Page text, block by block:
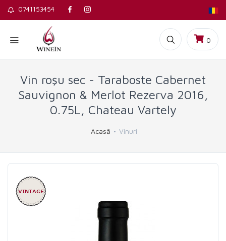
0741153454
0
Vin roşu sec - Taraboste Cabernet
Sauvignon & Merlot Rezerva 2016,
0.75L, Chateau Vartely
Acasă Vinuri